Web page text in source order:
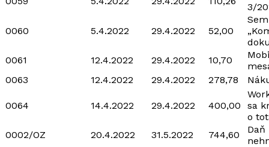
3/
0060 5.4.2022 29.4.2022 52,00
0061
12.4.2022 29.4.2022 10,70
0063
12.4.2022 29.4.2022 278,78
0064 14.4.2022 29.4.2022 400,00
sa
o
0002/OZ
20.4.2022 31.5.2022 744,60
Daň